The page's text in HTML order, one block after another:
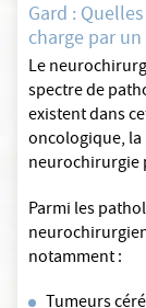
Gard :
charge par
Le
spectre de
existent dans
oncologique,
neurochirurgie
Parmi les
notamment :